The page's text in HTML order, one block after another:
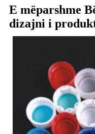
E mëparshme
dizajni i